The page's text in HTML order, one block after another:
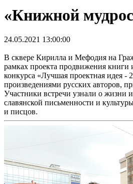
«Книжной
24.05.2021 13:00:00
В сквере Кирилла и Мефодия на
рамках проекта продвижения книги
конкурса «Лучшая проектная идея -
произведениями русских авторов,
Участники встречи узнали о жизни
славянской письменности и
и писцов.